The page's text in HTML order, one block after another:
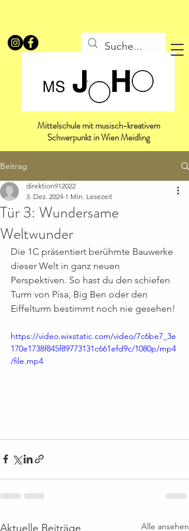
Mittelschule mit musisch-kreativem
Schwerpunkt in Wien Meidling
Beitrag
Tür 3: Wundersame
Weltwunder
direktion912022
3. Dez. 2024 1 Min. Lesezeit
Die 1C präsentiert berühmte Bauwerke
dieser Welt in ganz neuen
Perspektiven. So hast du den schiefen
Turm von Pisa, Big Ben oder den
Eiffelturm bestimmt noch nie gesehen!
https://video.wixstatic.com/video/7c6be7_3e
170e1738f845f89773131c661efd9c/1080p/mp4
/file.mp4
Aktuelle Beiträge Alle ansehen